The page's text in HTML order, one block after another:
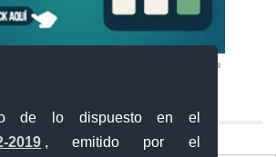
de lo dispuesto en el
2019 , emitido por el